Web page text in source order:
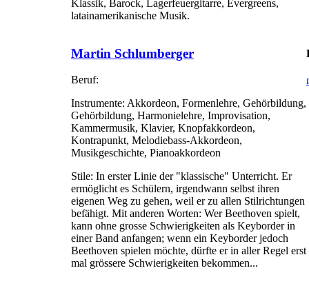
Klassik, Barock, Lagerfeuergitarre, Evergreens,
latainamerikanische Musik.
Martin Schlumberger
Beruf:
Instrumente: Akkordeon, Formenlehre, Gehörbildung,
Gehörbildung, Harmonielehre, Improvisation,
Kammermusik, Klavier, Knopfakkordeon,
Kontrapunkt, Melodiebass-Akkordeon,
Musikgeschichte, Pianoakkordeon
Stile: In erster Linie der "klassische" Unterricht. Er
ermöglicht es Schülern, irgendwann selbst ihren
eigenen Weg zu gehen, weil er zu allen Stilrichtungen
befähigt. Mit anderen Worten: Wer Beethoven spielt,
kann ohne grosse Schwierigkeiten als Keyborder in
einer Band anfangen; wenn ein Keyborder jedoch
Beethoven spielen möchte, dürfte er in aller Regel erst
mal grössere Schwierigkeiten bekommen...